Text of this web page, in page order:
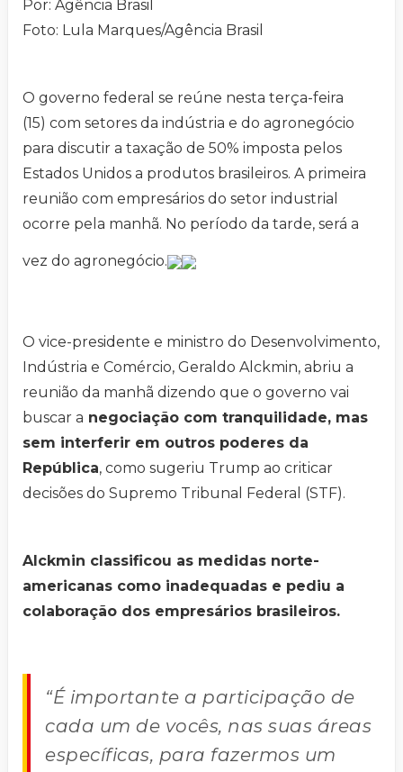
Por: Agência Brasil
Foto: Lula Marques/Agência Brasil
O governo federal se reúne nesta terça-feira
(15) com setores da indústria e do agronegócio
para discutir a taxação de 50% imposta pelos
Estados Unidos a produtos brasileiros. A primeira
reunião com empresários do setor industrial
ocorre pela manhã. No período da tarde, será a
vez do agronegócio.
O vice-presidente e ministro do Desenvolvimento,
Indústria e Comércio, Geraldo Alckmin, abriu a
reunião da manhã dizendo que o governo vai
buscar a negociação com tranquilidade, mas
sem interferir em outros poderes da
República, como sugeriu Trump ao criticar
decisões do Supremo Tribunal Federal (STF).
Alckmin classificou as medidas norte-
americanas como inadequadas e pediu a
colaboração dos empresários brasileiros.
“É importante a participação de
cada um de vocês, nas suas áreas
específicas, para fazermos um